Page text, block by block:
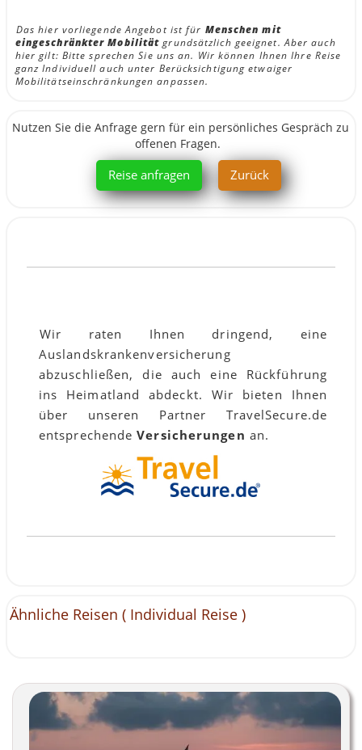
Das hier vorliegende Angebot ist für Menschen mit
eingeschränkter Mobilitätgrundsätzlich geeignet. Aber auch
hier gilt: Bitte sprechen Sie uns an. Wir können Ihnen Ihre Reise
ganz Individuell auch unter Berücksichtigung etwaiger
Mobilitätseinschränkungen anpassen.
Nutzen Sie die Anfrage gern für ein persönliches Gespräch zu
offenen Fragen.
Reise anfragen Zurück
Wir raten Ihnen dringend, eine
Auslandskrankenversicherung
abzuschließen, die auch eine Rückführung
ins Heimatland abdeckt. Wir bieten Ihnen
über unseren Partner TravelSecure.de
entsprechende Versicherungen an.
Ähnliche Reisen ( Individual Reise )